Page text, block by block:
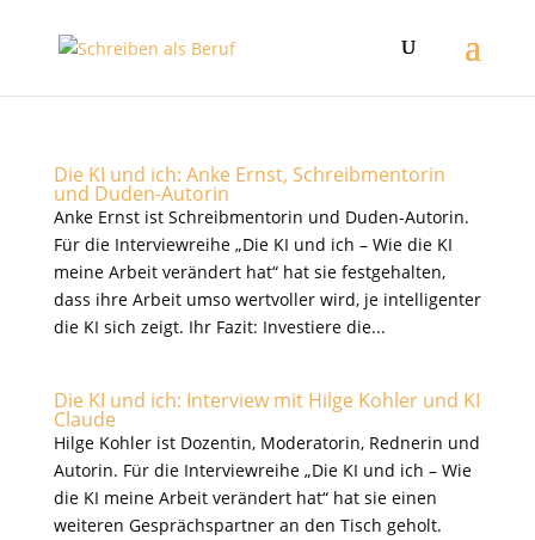
Die KI und ich: Anke Ernst, Schreibmentorin
und Duden-Autorin
Anke Ernst ist Schreibmentorin und Duden-Autorin.
Für die Interviewreihe „Die KI und ich – Wie die KI
meine Arbeit verändert hat“ hat sie festgehalten,
dass ihre Arbeit umso wertvoller wird, je intelligenter
die KI sich zeigt. Ihr Fazit: Investiere die...
Die KI und ich: Interview mit Hilge Kohler und KI
Claude
Hilge Kohler ist Dozentin, Moderatorin, Rednerin und
Autorin. Für die Interviewreihe „Die KI und ich – Wie
die KI meine Arbeit verändert hat“ hat sie einen
weiteren Gesprächspartner an den Tisch geholt.